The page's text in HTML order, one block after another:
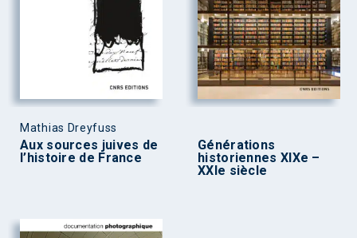
Mathias Dreyfuss
Aux sources juives de
l’histoire de France
Générations
historiennes XIXe –
XXIe siècle